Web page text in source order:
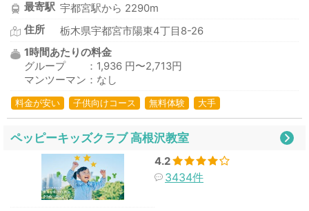
最寄駅 宇都宮駅から 2290m
住所
栃木県宇都宮市陽東4丁目8-26
1時間あたりの料金
グループ ：1,936 円〜2,713円
マンツーマン：なし
料金が安い 子供向けコース 無料体験 大手
ペッピーキッズクラブ 高根沢教室
4.2
3434件